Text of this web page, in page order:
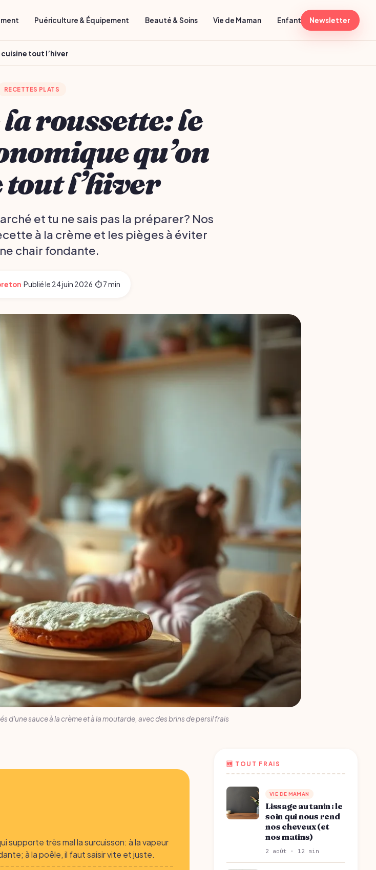
Puériculture & Équipement Beauté & Soins Vie de Maman Enfant 1-6 ans Activités
Newsletter
tout l’hiver
RECETTES PLATS
la roussette: le
qu’on
l’hiver
et tu ne sais pas la préparer? Nos
à la crème et les pièges à éviter
chair fondante.
·Publié le 24 juin 2026·⏱ 7 min
d'une sauce à la crème et à la moutarde, avec des brins de persil frais
supporte très mal la surcuisson: à la vapeur
à la poêle, il faut saisir vite et juste.
🆕 TOUT FRAIS
VIE DE MAMAN
Lissage au tanin : le
soin qui nous rend
nos cheveux (et
nos matins)
2 août · 12 min